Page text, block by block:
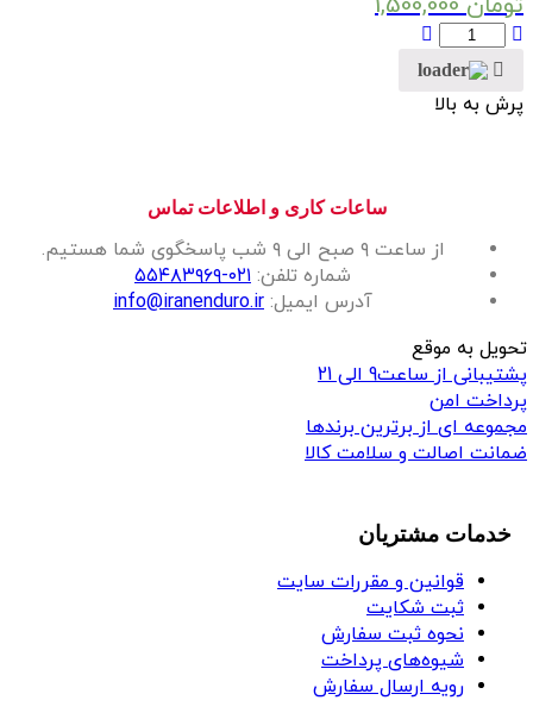
کوله
پشتی
flash
عدد
پرش به بالا
ساعات کاری و اطلاعات تماس
از ساعت ۹ صبح الی ۹ شب پاسخگوی شما هستیم.
شماره تلفن: ۰۲۱-۵۵۴۸۳۹۶۹
آدرس ایمیل: info@iranenduro.ir
تحویل به موقع
پشتیبانی از ساعت9 الی 21
پرداخت امن
مجموعه ای از برترین برندها
ضمانت اصالت و سلامت کالا
خدمات مشتریان
قوانین و مقررات سایت
ثبت شکایت
نحوه ثبت سفارش
شیوه‌های پرداخت
رویه ارسال سفارش